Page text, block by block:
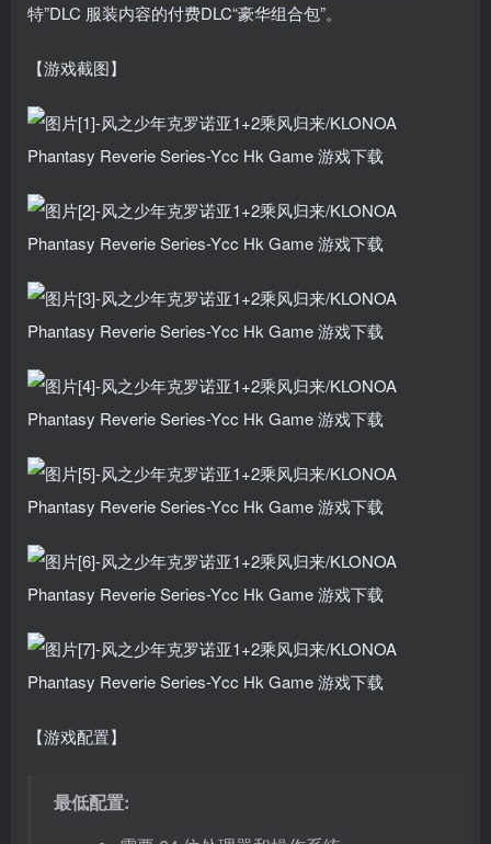
特”DLC 服装内容的付费DLC“豪华组合包”。
【游戏截图】
【游戏配置】
最低配置: